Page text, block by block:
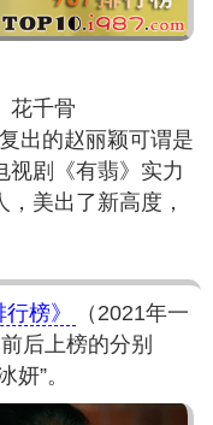
花千骨
出的赵丽颖可谓是
视剧《有翡》实力
美出了新高度，
榜》
（2021年一
前后上榜的分别
妍”。